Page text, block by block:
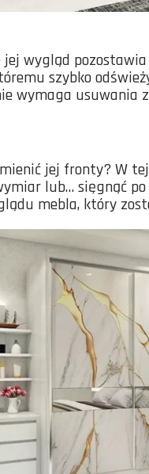
jej wygląd
szybko
wymaga usuwania
jej fronty? W
lub… sięgnąć
mebla, który